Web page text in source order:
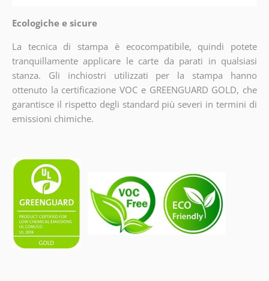
Ecologiche e sicure
La tecnica di stampa è ecocompatibile, quindi potete
tranquillamente applicare le carte da parati in qualsiasi
stanza. Gli inchiostri utilizzati per la stampa hanno
ottenuto la certificazione VOC e GREENGUARD GOLD, che
garantisce il rispetto degli standard più severi in termini di
emissioni chimiche.